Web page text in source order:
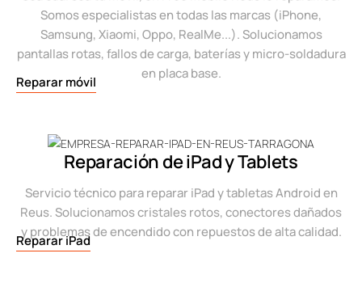
Somos especialistas en todas las marcas (iPhone,
Samsung, Xiaomi, Oppo, RealMe...). Solucionamos
pantallas rotas, fallos de carga, baterías y micro-soldadura
en placa base.
Reparar móvil
Reparación de iPad y Tablets
Servicio técnico para reparar iPad y tabletas Android en
Reus. Solucionamos cristales rotos, conectores dañados
y problemas de encendido con repuestos de alta calidad.
Reparar iPad